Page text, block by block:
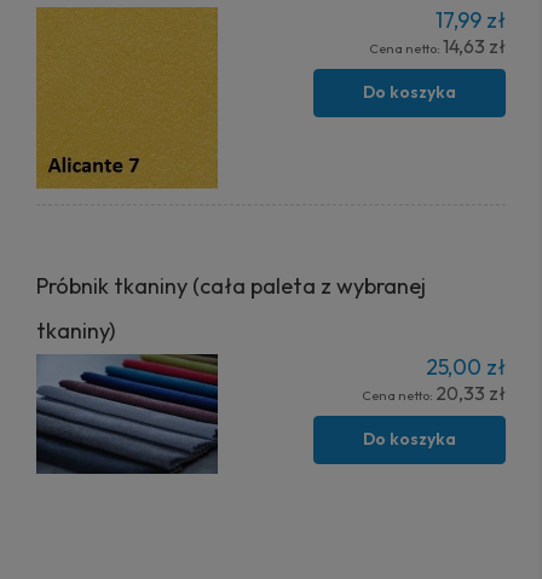
17,99 zł
Cena netto: 14,63 zł
Do koszyka
Próbnik tkaniny (cała paleta z wybranej
tkaniny)
25,00 zł
Cena netto: 20,33 zł
Do koszyka